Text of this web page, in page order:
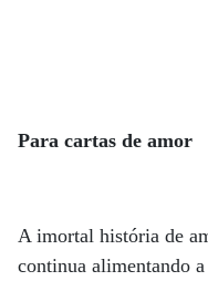
Para cartas de amor
A imortal história de
continua alimentando